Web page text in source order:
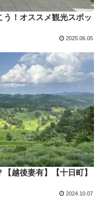
！オススメ観光スポッ
2025.06.05
越後妻有】【十日町】
2024.10.07